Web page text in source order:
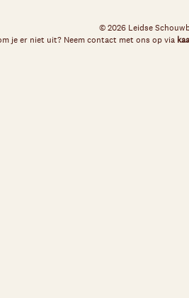
© 2026 Leidse
je er niet uit? Neem contact met ons op via